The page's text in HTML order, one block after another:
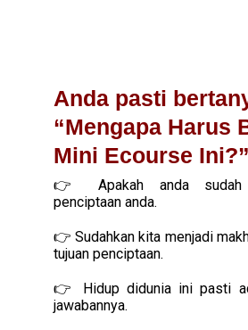
Anda pasti
“Mengapa Harus
Mini Ecourse Ini?”
👉 Apakah anda sudah
penciptaan anda.
👉 Sudahkan kita menjadi
tujuan penciptaan.
👉 Hidup didunia ini pasti
jawabannya.